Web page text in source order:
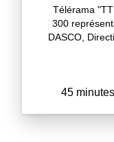
Télérama
300
DASCO,
45 minutes